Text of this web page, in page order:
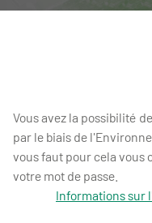
Vous avez la possibilité
par le biais de
vous faut pour cela vous
votre mot de passe.
Informations sur